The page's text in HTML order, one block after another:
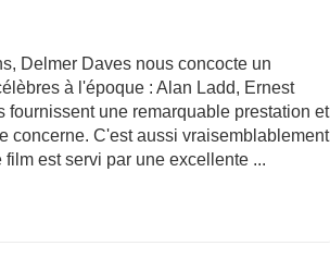
Delmer Daves nous concocte un
à l'époque : Alan Ladd, Ernest
fournissent une remarquable prestation et
concerne. C'est aussi vraisemblablement
est servi par une excellente ...